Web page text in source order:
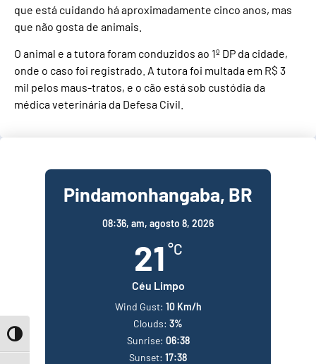
Toggle High Contrast
que está cuidando há aproximadamente cinco anos, mas
que não gosta de animais.
O animal e a tutora foram conduzidos ao 1º DP da cidade,
onde o caso foi registrado. A tutora foi multada em R$ 3
mil pelos maus-tratos, e o cão está sob custódia da
médica veterinária da Defesa Civil.
Pindamonhangaba, BR
08:36, am, agosto 8, 2026
21 °C
Céu Limpo
Wind Gust: 10 Km/h
Clouds: 3%
Sunrise: 06:38
Sunset: 17:38